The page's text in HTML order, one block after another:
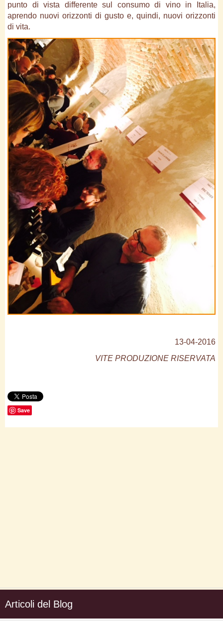
punto di vista differente sul consumo di vino in Italia,
aprendo nuovi orizzonti di gusto e, quindi, nuovi orizzonti
di vita.
13-04-2016
VITE PRODUZIONE RISERVATA
Save
Articoli del Blog